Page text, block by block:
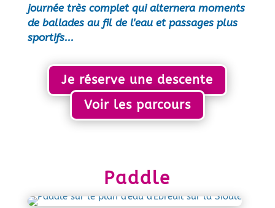
journée très complet qui alternera moments
de ballades au fil de l'eau et passages plus
sportifs...
Je réserve une descente
Voir les parcours
Paddle